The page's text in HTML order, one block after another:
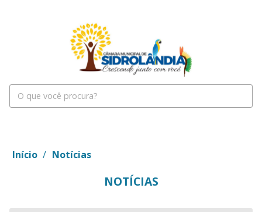
Início / Notícias
NOTÍCIAS